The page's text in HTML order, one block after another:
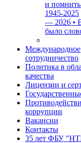
и
1945-2025
— 2026 •
было
Международное
сотрудничество
Политика в
качества
Лицензии и
коррупции
Вакансии
Контакты
35 лет ФБУ